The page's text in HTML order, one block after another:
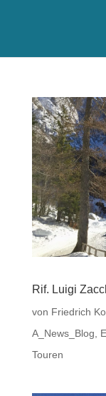
Rif. Luigi
von Friedrich
A_News_Blog
Touren